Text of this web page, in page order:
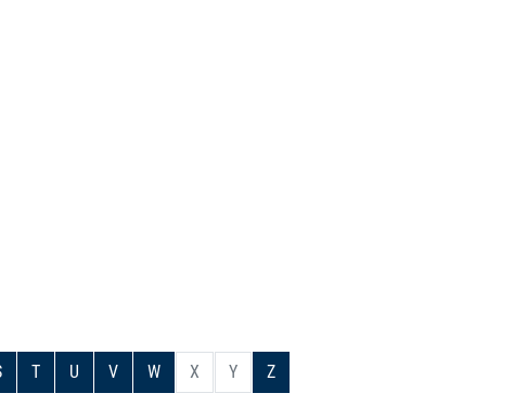
T U V W X Y Z